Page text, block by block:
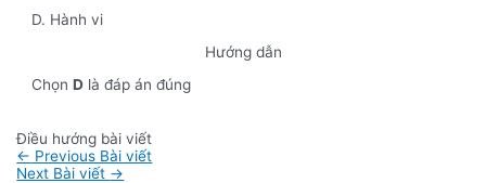
D. Hành vi
Hướng dẫn
ChọnD là đáp án đúng
Điều hướng bài viết
← Previous Bài viết
Next Bài viết →